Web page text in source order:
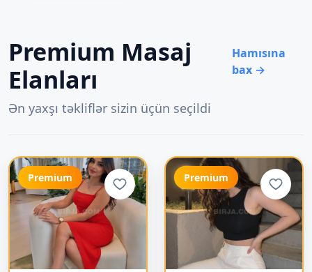
Premium Masaj
Elanları
Ən yaxşı təkliflər sizin üçün seçildi
Hamısına
bax →
Premium Premium